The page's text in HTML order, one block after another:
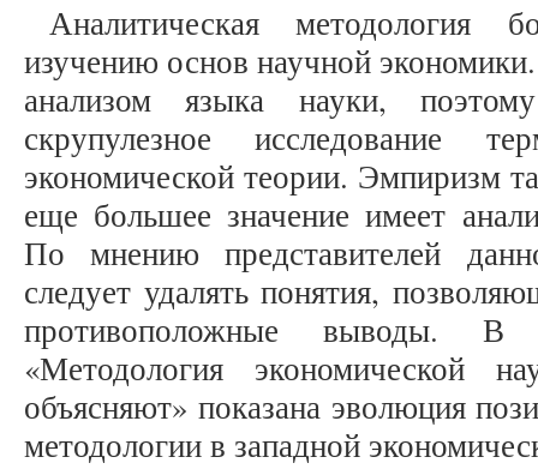
Аналитическая методология
изучению основ научной
анализом языка науки,
скрупулезное исследование
экономической теории. Эмпиризм
еще большее значение имеет
По мнению представителей
следует удалять понятия,
противоположные выводы.
«Методология экономической
объясняют» показана эволюция
методологии в западной